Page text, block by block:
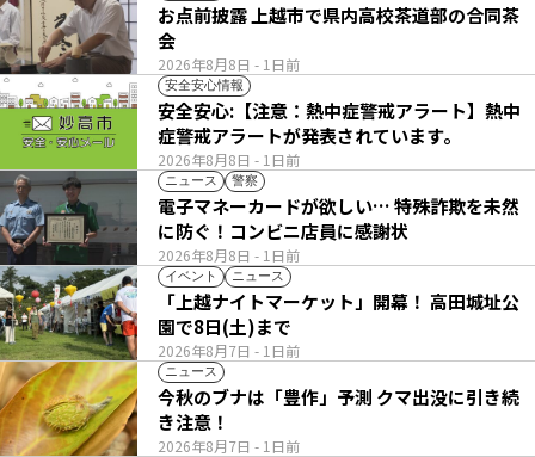
2026年8月8日 - 1日前
お点前披露 上越市で県内高校茶道部の合同茶
会
安全安心情報
2026年8月8日 - 1日前
安全安心:【注意：熱中症警戒アラート】熱中
症警戒アラートが発表されています。
ニュース 警察
2026年8月8日 - 1日前
電子マネーカードが欲しい… 特殊詐欺を未然
に防ぐ！コンビニ店員に感謝状
イベント ニュース
2026年8月7日 - 1日前
「上越ナイトマーケット」開幕！ 高田城址公
園で8日(土)まで
ニュース
2026年8月7日 - 1日前
今秋のブナは「豊作」予測 クマ出没に引き続
き注意！